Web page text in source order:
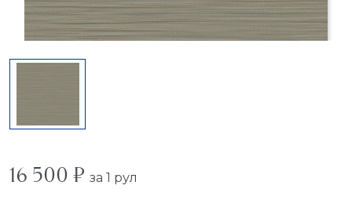
16 500 ₽ за 1 рул